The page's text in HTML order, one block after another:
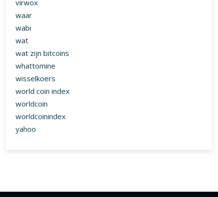
virwox
waar
wabi
wat
wat zijn bitcoins
whattomine
wisselkoers
world coin index
worldcoin
worldcoinindex
yahoo